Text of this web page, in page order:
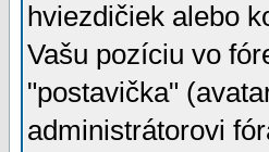
hviezdičiek alebo
Vašu pozíciu vo
"postavička"
administrátorovi